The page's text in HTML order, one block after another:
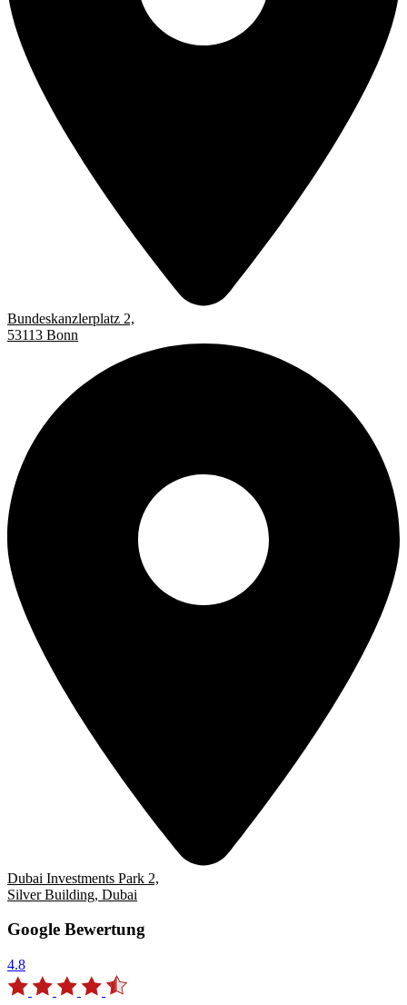
Bundeskanzlerplatz 2,
53113 Bonn
Dubai Investments Park 2,
Silver Building, Dubai
Google Bewertung
4.8